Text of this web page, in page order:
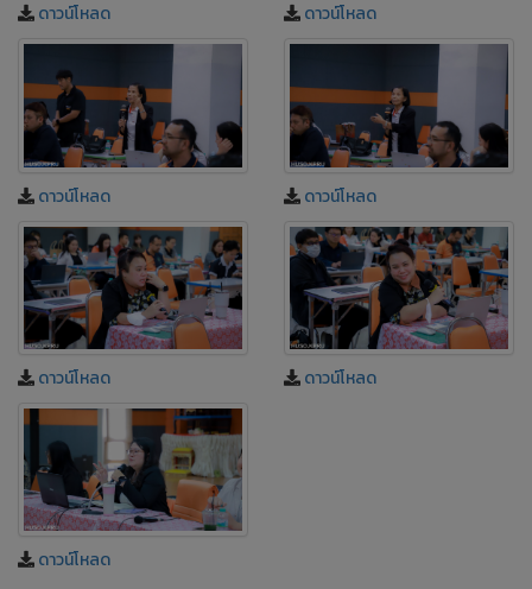
ดาวน์โหลด ดาวน์โหลด
ดาวน์โหลด ดาวน์โหลด
ดาวน์โหลด ดาวน์โหลด
ดาวน์โหลด